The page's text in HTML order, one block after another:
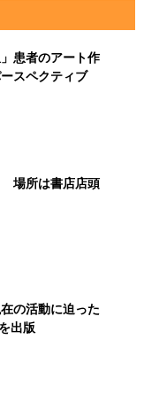
患者のアート作
スペクティブ
場所は書店店頭
の活動に迫った
出版